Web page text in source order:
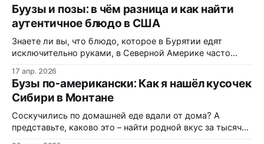
Буузы и позы: в чём разница и как найти
аутентичное блюдо в США
Знаете ли вы, что блюдо, которое в Бурятии едят
исключительно руками, в Северной Америке часто
материале вы узнаете, почему одни называют их
«буузы», а другие — «позы», как диаспора адаптирует
рецепт под западные реалии, и где именно на трассах
Монтаны можно заказать свежую партию без
17 апр. 2026
Бузы по-американски: Как я нашёл кусочек
Сибири в Монтане
Соскучились по домашней еде вдали от дома? А
представьте, каково это – найти родной вкус за тысячи